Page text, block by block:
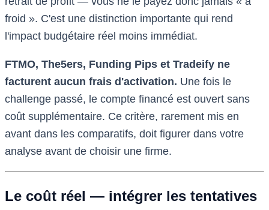
froid ». C'est une distinction importante qui rend
l'impact budgétaire réel moins immédiat.
FTMO, The5ers, Funding Pips et Tradeify ne
facturent aucun frais d'activation. Une fois le
challenge passé, le compte financé est ouvert sans
coût supplémentaire. Ce critère, rarement mis en
avant dans les comparatifs, doit figurer dans votre
analyse avant de choisir une firme.
Le coût réel — intégrer les tentatives